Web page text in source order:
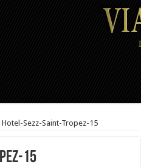
Hotel-Sezz-Saint-Tropez-15
15